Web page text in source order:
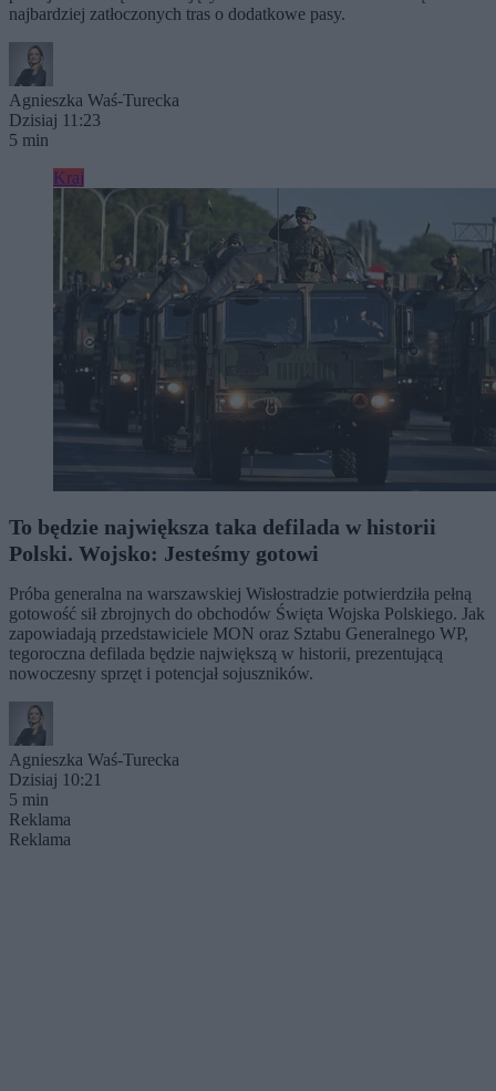
najbardziej zatłoczonych tras o dodatkowe pasy.
Agnieszka Waś-Turecka
Dzisiaj 11:23
5 min
Kraj
To będzie największa taka defilada w historii
Polski. Wojsko: Jesteśmy gotowi
Próba generalna na warszawskiej Wisłostradzie potwierdziła pełną
gotowość sił zbrojnych do obchodów Święta Wojska Polskiego. Jak
zapowiadają przedstawiciele MON oraz Sztabu Generalnego WP,
tegoroczna defilada będzie największą w historii, prezentującą
nowoczesny sprzęt i potencjał sojuszników.
Agnieszka Waś-Turecka
Dzisiaj 10:21
5 min
Reklama
Reklama